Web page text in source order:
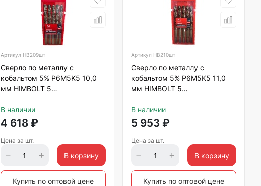
Артикул HB209шт
Сверло по металлу с
кобальтом 5% P6M5K5 10,0
мм HIMBOLT 5
В наличии
4 618₽
Цена за шт.
В корзину
Купить по оптовой цене
Артикул HB210шт
Сверло по металлу с
кобальтом 5% P6M5K5 11,0
мм HIMBOLT 5
В наличии
5 953 ₽
Цена за шт.
В корзину
Купить по оптовой цене